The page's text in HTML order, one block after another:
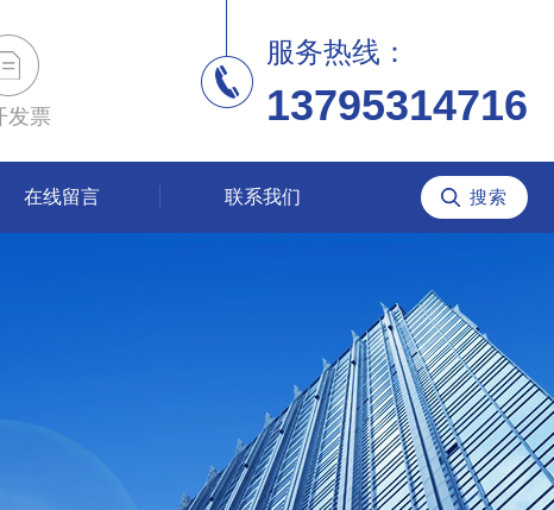
发票
服务热线：
13795314716
在线留言 联系我们